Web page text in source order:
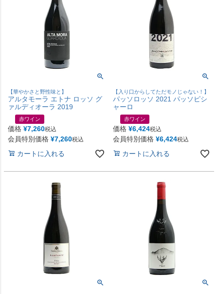
【華やかさと野性味と】
アルタモーラ エトナ ロッソ グ
ァルディオーラ 2019
赤ワイン
価格 ¥7,260税込
会員特別価格 ¥7,260税込
カートに入れる
【入り口からしてただモノじゃない！】
パッソロッソ 2021 パッソピシ
ャーロ
赤ワイン
価格 ¥6,424税込
会員特別価格 ¥6,424税込
カートに入れる